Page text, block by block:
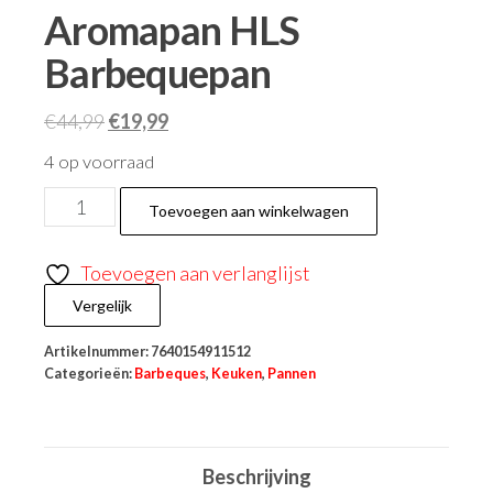
Aromapan HLS
Barbequepan
€44,99€19,99
4 op voorraad
Toevoegen aan winkelwagen
Toevoegen aan verlanglijst
Vergelijk
Artikelnummer: 7640154911512
Categorieën: Barbeques, Keuken, Pannen
Beschrijving